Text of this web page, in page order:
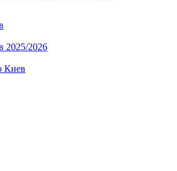
2025/2026
Киев